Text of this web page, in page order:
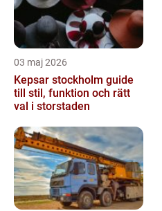
03 maj 2026
Kepsar stockholm guide
till stil, funktion och rätt
val i storstaden